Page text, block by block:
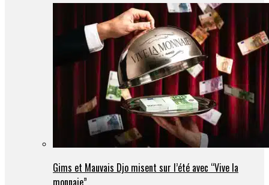
Gims et Mauvais Djo misent sur l’été avec “Vive la
monnaie”